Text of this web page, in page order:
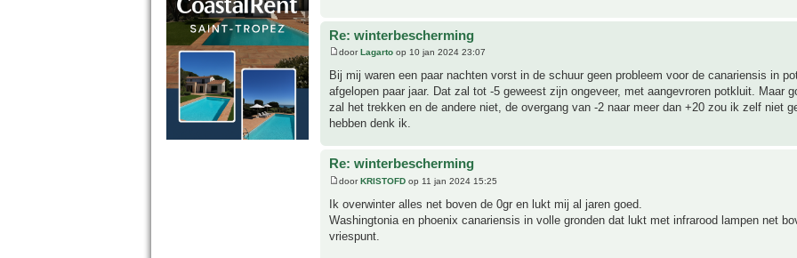
Re: winterbescherming
doorLagarto op 10 jan 2024 23:07
Bij mij waren een paar nachten vorst in de schuur geen probleem voor de canariensis in
afgelopen paar jaar. Dat zal tot -5 geweest zijn ongeveer, met aangevroren potkluit. Maar
zal het trekken en de andere niet, de overgang van -2 naar meer dan +20 zou ik zelf niet
hebben denk ik.
Re: winterbescherming
doorKRISTOFD op 11 jan 2024 15:25
Ik overwinter alles net boven de 0gr en lukt mij al jaren goed.
Washingtonia en phoenix canariensis in volle gronden dat lukt met infrarood lampen net
vriespunt.